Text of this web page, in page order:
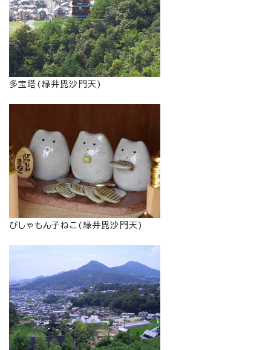
多宝塔(緑井毘沙門天)
びしゃもん子ねこ(緑井毘沙門天)